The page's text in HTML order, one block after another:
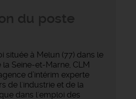
située à Melun (77) dans le
Seine-et-Marne, CLM
d’intérim experte
de l'industrie et de la
dans l'emploi des